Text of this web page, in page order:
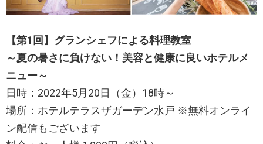
【第1回】グランシェフによる料理教室
～夏の暑さに負けない！美容と健康に良いホテルメ
ニュー～
日時：2022年5月20日（金）18時～
場所：ホテルテラスザガーデン水戸 ※無料オンライ
ン配信もございます